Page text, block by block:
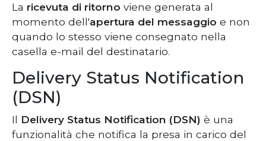
La ricevuta di ritorno viene generata al
momento dell'apertura del messaggio e non
quando lo stesso viene consegnato nella
casella e-mail del destinatario.
Delivery Status Notification
(DSN)
Il Delivery Status Notification (DSN) è una
funzionalità che notifica la presa in carico del